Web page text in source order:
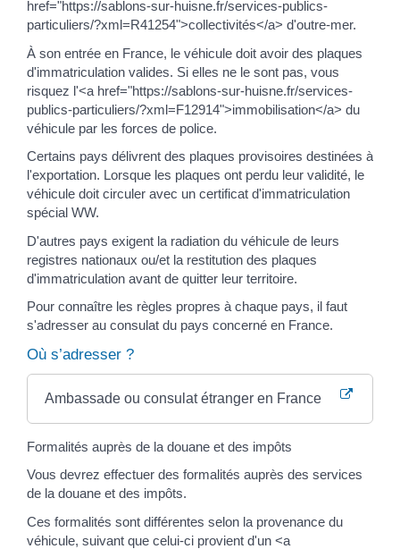
href="https://sablons-sur-huisne.fr/services-publics-
particuliers/?xml=R41254">collectivités</a> d'outre-mer.
À son entrée en France, le véhicule doit avoir des plaques
d'immatriculation valides. Si elles ne le sont pas, vous
risquez l'<a href="https://sablons-sur-huisne.fr/services-
publics-particuliers/?xml=F12914">immobilisation</a> du
véhicule par les forces de police.
Certains pays délivrent des plaques provisoires destinées à
l'exportation. Lorsque les plaques ont perdu leur validité, le
véhicule doit circuler avec un certificat d'immatriculation
spécial WW.
D'autres pays exigent la radiation du véhicule de leurs
registres nationaux ou/et la restitution des plaques
d'immatriculation avant de quitter leur territoire.
Pour connaître les règles propres à chaque pays, il faut
s'adresser au consulat du pays concerné en France.
Où s’adresser ?
Ambassade ou consulat étranger en France
Formalités auprès de la douane et des impôts
Vous devrez effectuer des formalités auprès des services
de la douane et des impôts.
Ces formalités sont différentes selon la provenance du
véhicule, suivant que celui-ci provient d'un <a